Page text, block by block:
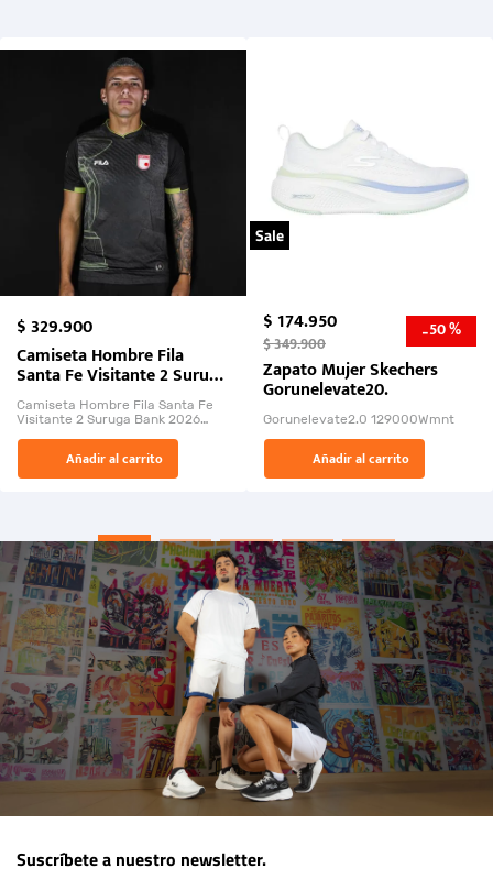
$329.900
Camiseta Hombre Fila
Santa Fe Visitante 2 Suruga
Bank 2026
Camiseta Hombre Fila Santa Fe
Visitante 2 Suruga Bank 2026
El Rugido del Sol Naciente:
“Primeros para la Et...
Añadir al carrito
Sale
$174.950
$349.900 -50 %
Zapato Mujer Skechers
Gorunelevate20.
Gorunelevate2.0 129000Wmnt
Añadir al carrito
Suscríbete a nuestro newsletter.